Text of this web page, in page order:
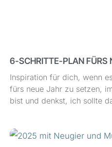
6-SCHRITTE-PLAN FÜRS
Inspiration für dich, wenn
fürs neue Jahr zu setzen,
bist und denkst, ich sollte